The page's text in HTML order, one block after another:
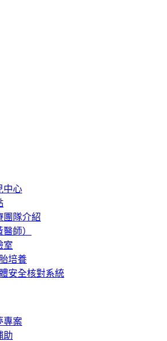
中心
團隊介紹
師）
室
培養
安全核對系統
專案
助